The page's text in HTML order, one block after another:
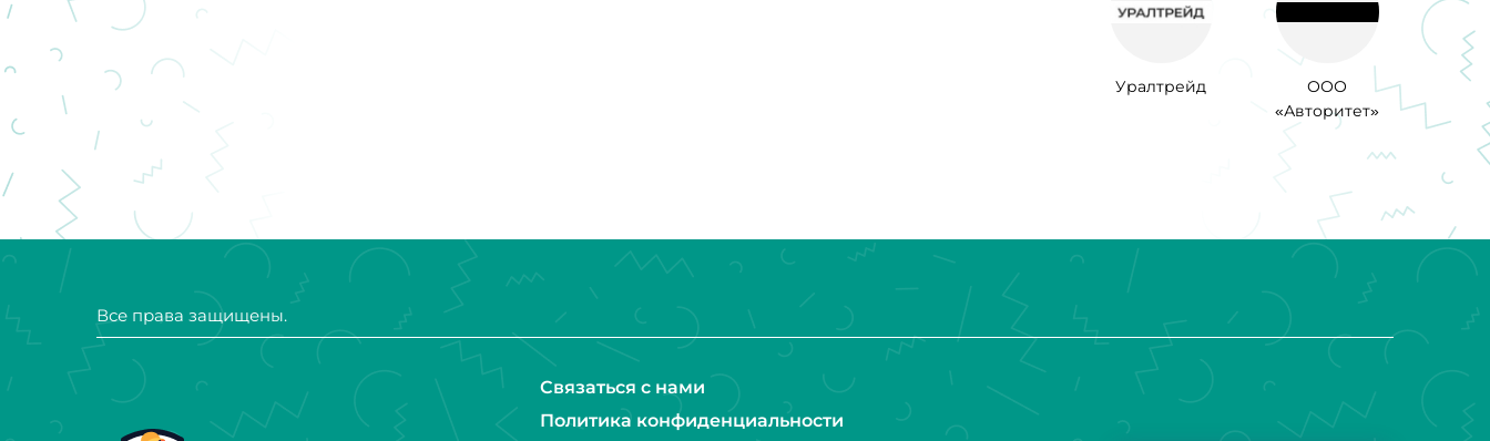
Уралтрейд
ООО
«Авторитет»
Все права защищены.
Связаться с нами
Политика конфиденциальности